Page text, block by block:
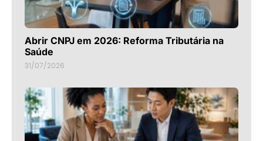
Abrir CNPJ em 2026: Reforma Tributária na
Saúde
31/07/2026